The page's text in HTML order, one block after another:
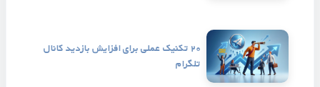
۲۰ تکنیک عملی برای افزایش بازدید کانال
تلگرام